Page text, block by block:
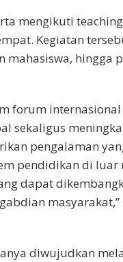
mengikuti
Kegiatan
mahasiswa, hingga
forum
sekaligus
pengalaman
pendidikan di luar
dapat
masyarakat,”
diwujudkan